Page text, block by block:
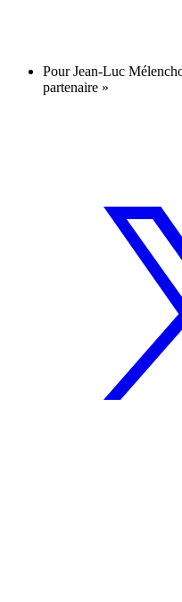
Pour Jean-Luc
partenaire »